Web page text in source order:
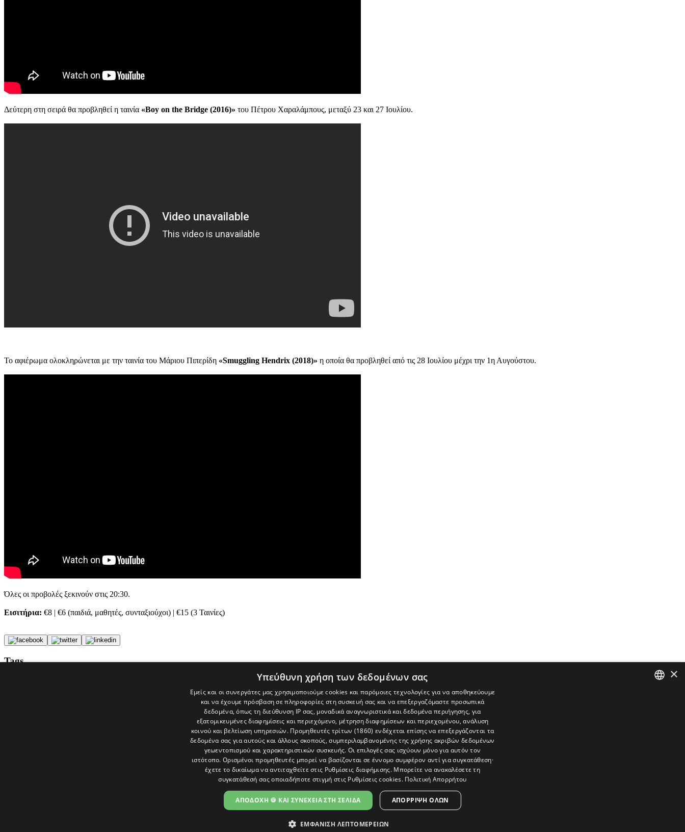
Δεύτερη στη σειρά θα προβληθεί η ταινία «Boy on the Bridge (2016)» του Πέτρου Χαραλάμπους, μεταξύ 23 και 27 Ιουλίου.
Το αφιέρωμα ολοκληρώνεται με την ταινία του Μάριου Πιπερίδη «Smuggling Hendrix (2018)» η οποία θα προβληθεί από τις 28 Ιουλίου μέχρι την 1η Αυγούστου.
Όλες οι προβολές ξεκινούν στις 20:30.
Εισιτήρια: €8 | €6 (παιδιά, μαθητές, συνταξιούχοι) | €15 (3 Ταινίες)
Tags
Το «Παράθυρο» είναι το πολιτιστικό ένθετο της εφημερίδας Πολίτης [Κύπρος] και του διαδικτυακού πόρταλ www.politis.com.cy. Ειδήσεις, συνεντεύξεις, συναντήσεις, ρεπορτάζ, ήχοι, εικόνες – κινούμενες
και στατικές, κριτικές προσεγγίσεις, λοξές ματιές. Βλέπουμε το δέντρο, δεν χάνουμε το δάσος.
×
Υπεύθυνη χρήση των δεδομένων σας
Εμείς και οι συνεργάτες μας χρησιμοποιούμε cookies και παρόμοιες τεχνολογίες για να αποθηκεύουμε
και να έχουμε πρόσβαση σε πληροφορίες στη συσκευή σας και να επεξεργαζόμαστε προσωπικά
δεδομένα, όπως τη διεύθυνση IP σας, μοναδικά αναγνωριστικά και δεδομένα περιήγησης, για
εξατομικευμένες διαφημίσεις και περιεχόμενο, μέτρηση διαφημίσεων και περιεχομένου, ανάλυση
κοινού και βελτίωση υπηρεσιών. Προμηθευτές τρίτων (1860) ενδέχεται επίσης να επεξεργάζονται τα
δεδομένα σας για αυτούς και άλλους σκοπούς, συμπεριλαμβανομένης της χρήσης ακριβών δεδομένων
γεωεντοπισμού και χαρακτηριστικών συσκευής. Οι επιλογές σας ισχύουν μόνο για αυτόν τον
ιστότοπο. Ορισμένοι προμηθευτές μπορεί να βασίζονται σε έννομο συμφέρον αντί για συγκατάθεση·
έχετε το δικαίωμα να αντιταχθείτε στις Ρυθμίσεις διαφήμισης. Μπορείτε να ανακαλέσετε τη
συγκατάθεσή σας οποιαδήποτε στιγμή στις Ρυθμίσεις cookies. Πολιτική Απορρήτου
ΑΠΟΔΟΧΗ 🍪 ΚΑΙ ΣΥΝΕΧΕΙΑ ΣΤΗ ΣΕΛΙΔΑ ΑΠΌΡΡΙΨΗ ΌΛΩΝ
ΕΜΦΑΝΙΣΗ ΛΕΠΤΟΜΕΡΕΙΩΝ